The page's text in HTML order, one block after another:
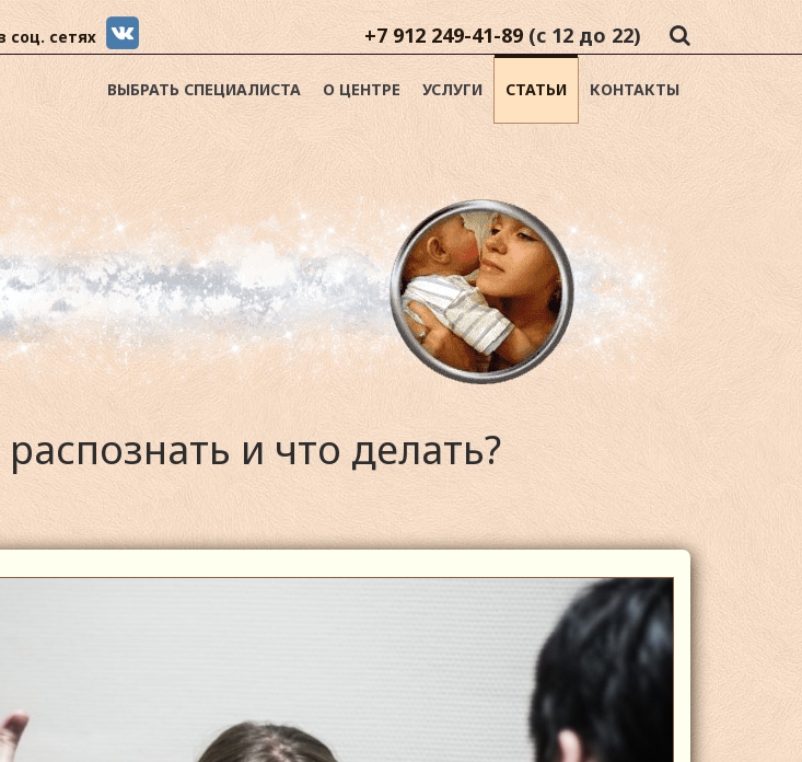
соц. сетях +7 912 249-41-89 (с 12 до 22)
ВЫБРАТЬ СПЕЦИАЛИСТА О ЦЕНТРЕ УСЛУГИ СТАТЬИ КОНТАКТЫ
и что делать?